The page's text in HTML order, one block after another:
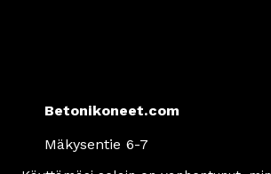
Betonikoneet.com
Mäkysentie 6-7
61850 Kauhajoki, Finland